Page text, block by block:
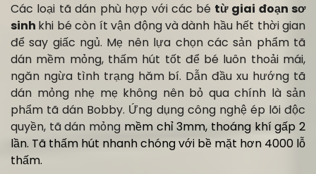
Các loại tã dán phù hợp với các bé từ giai đoạn sơ
sinh khi bé còn ít vận động và dành hầu hết thời gian
để say giấc ngủ. Mẹ nên lựa chọn các sản phẩm tã
dán mềm mỏng, thấm hút tốt để bé luôn thoải mái,
ngăn ngừa tình trạng hăm bí. Dẫn đầu xu hướng tã
dán mỏng nhẹ mẹ không nên bỏ qua chính là sản
phẩm tã dán Bobby. Ứng dụng công nghệ ép lõi độc
quyền, tã dán mỏng mềm chỉ 3mm, thoáng khí gấp 2
lần. Tã thấm hút nhanh chóng với bề mặt hơn 4000 lỗ
thấm.